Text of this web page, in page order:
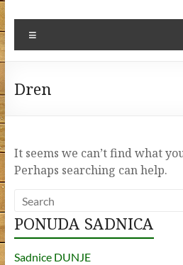
Dren
It seems we can’t find what
Perhaps searching can help.
PONUDA SADNICA
Sadnice DUNJE